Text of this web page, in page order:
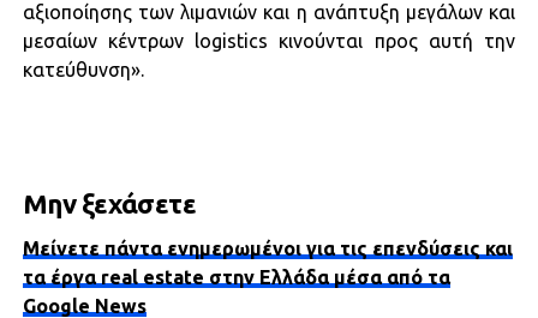
αξιοποίησης των λιμανιών και η ανάπτυξη μεγάλων και
μεσαίων κέντρων logistics κινούνται προς αυτή την
κατεύθυνση».
Μην ξεχάσετε
Μείνετε πάντα ενημερωμένοι για τις επενδύσεις και
τα έργα real estate στην Ελλάδα μέσα από τα
Google News